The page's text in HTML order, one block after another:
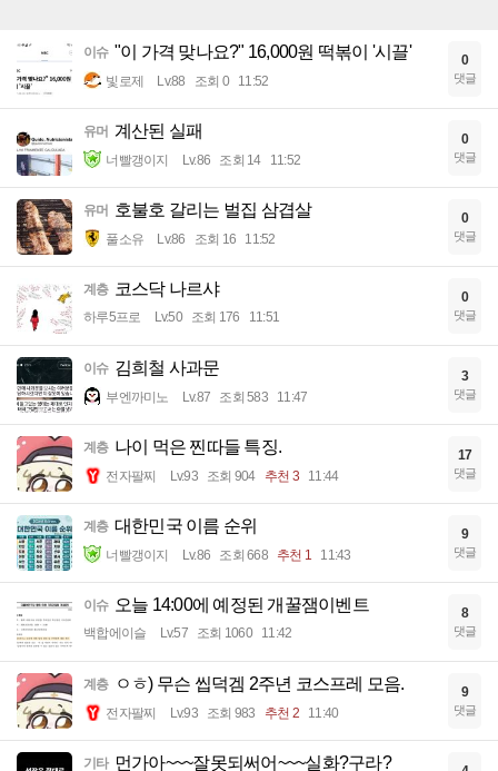
이슈 "이 가격 맞나요?" 16,000원 떡볶이 '시끌'
빛로제 Lv.88 조회 0 11:52
0
댓글
유머 계산된 실패
너빨갱이지 Lv.86 조회 14 11:52
0
댓글
유머 호불호 갈리는 벌집 삼겹살
풀소유 Lv.86 조회 16 11:52
0
댓글
계층 코스닥 나르샤
하루5프로 Lv.50 조회 176 11:51
0
댓글
이슈 김희철 사과문
부엔까미노 Lv.87 조회 583 11:47
3
댓글
계층 나이 먹은 찐따들 특징.
전자팔찌 Lv.93 조회 904 추천 3 11:44
17
댓글
계층 대한민국 이름 순위
너빨갱이지 Lv.86 조회 668 추천 1 11:43
9
댓글
이슈 오늘 14:00에 예정된 개꿀잼이벤트
백합에이슬 Lv.57 조회 1060 11:42
8
댓글
계층 ㅇㅎ) 무슨 씹덕겜 2주년 코스프레 모음.
전자팔찌 Lv.93 조회 983 추천 2 11:40
9
댓글
기타 먼가아~~~잘못되써어~~~실화?구라?